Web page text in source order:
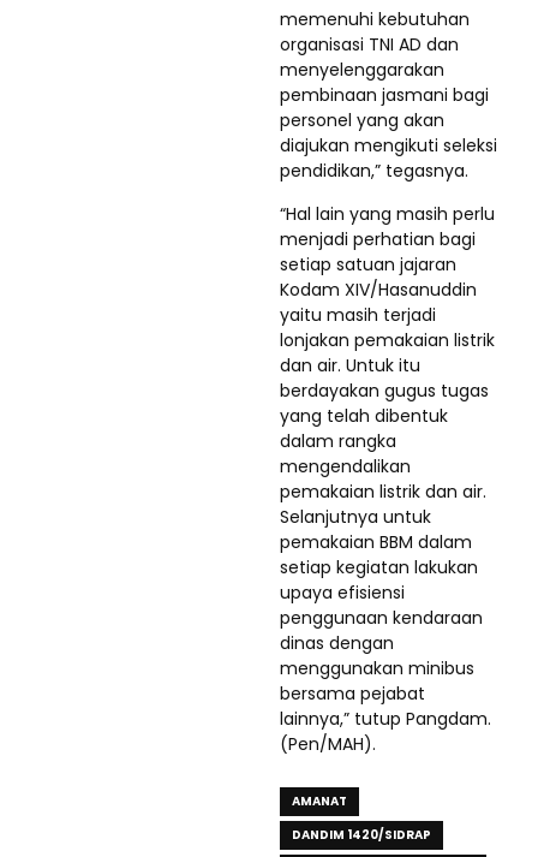
memenuhi kebutuhan
organisasi TNI AD dan
menyelenggarakan
pembinaan jasmani bagi
personel yang akan
diajukan mengikuti seleksi
pendidikan,” tegasnya.
“Hal lain yang masih perlu
menjadi perhatian bagi
setiap satuan jajaran
Kodam XIV/Hasanuddin
yaitu masih terjadi
lonjakan pemakaian listrik
dan air. Untuk itu
berdayakan gugus tugas
yang telah dibentuk
dalam rangka
mengendalikan
pemakaian listrik dan air.
Selanjutnya untuk
pemakaian BBM dalam
setiap kegiatan lakukan
upaya efisiensi
penggunaan kendaraan
dinas dengan
menggunakan minibus
bersama pejabat
lainnya,” tutup Pangdam.
(Pen/MAH).
AMANAT
DANDIM 1420/SIDRAP